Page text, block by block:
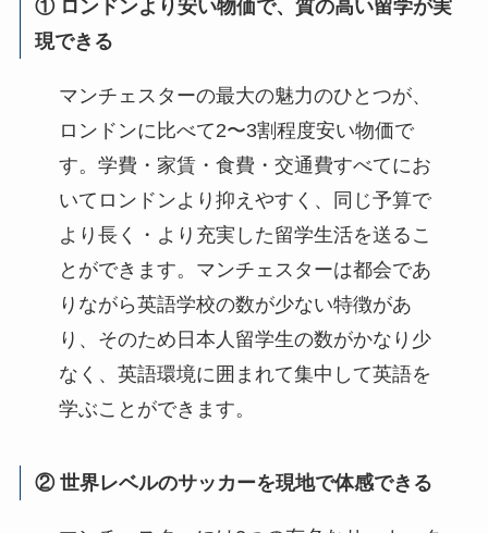
① ロンドンより安い物価で、質の高い留学が実
現できる
マンチェスターの最大の魅力のひとつが、
ロンドンに比べて2〜3割程度安い物価で
す。学費・家賃・食費・交通費すべてにお
いてロンドンより抑えやすく、同じ予算で
より長く・より充実した留学生活を送るこ
とができます。マンチェスターは都会であ
りながら英語学校の数が少ない特徴があ
り、そのため日本人留学生の数がかなり少
なく、英語環境に囲まれて集中して英語を
学ぶことができます。
② 世界レベルのサッカーを現地で体感できる